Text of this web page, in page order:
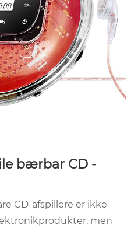
bærbar CD -
CD-afspillere er ikke
men